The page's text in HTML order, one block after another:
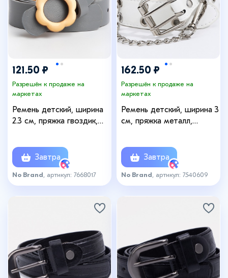
121.50 ₽
Разрешён к продаже на
маркетах
Ремень детский, ширина
2.3 см, пряжка гвоздик,
Завтра
No Brand , артикул: 7668017
162.50 ₽
Разрешён к продаже на
маркетах
Ремень детский, ширина 3
см, пряжка металл,
Завтра
No Brand , артикул: 7540609